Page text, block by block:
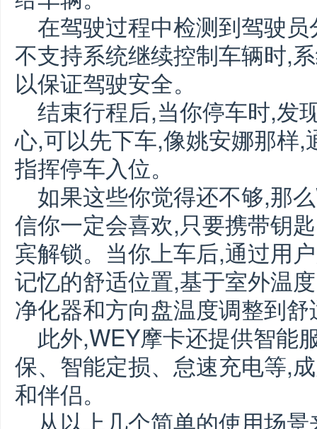
在驾驶过程中检测到驾驶
不支持系统继续控制车辆时,
以保证驾驶安全。
结束行程后,当你停车时,发
心,可以先下车,像姚安娜那样
指挥停车入位。
如果这些你觉得还不够,那
信你一定会喜欢,只要携带钥
宾解锁。当你上车后,通过用
记忆的舒适位置,基于室外温
净化器和方向盘温度调整到
此外,WEY摩卡还提供智能
保、智能定损、怠速充电等,
和伴侣。
从以上几个简单的使用场